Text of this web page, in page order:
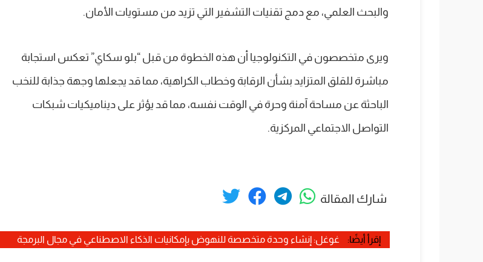
والبحث العلمي، مع دمج تقنيات التشفير التي تزيد من مستويات الأمان.
ويرى متخصصون في التكنولوجيا أن هذه الخطوة من قبل “بلو سكاي” تعكس استجابة
مباشرة للقلق المتزايد بشأن الرقابة وخطاب الكراهية، مما قد يجعلها وجهة جذابة للنخب
الباحثة عن مساحة آمنة وحرة في الوقت نفسه، مما قد يؤثر على ديناميكيات شبكات
التواصل الاجتماعي المركزية.
شارك المقالة
إقرأ أيضًا: غوغل: إنشاء وحدة متخصصة للنهوض بإمكانيات الذكاء الاصطناعي في مجال البرمجة